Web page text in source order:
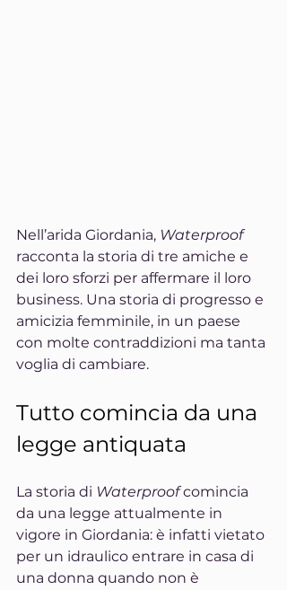
Nell’arida Giordania, Waterproof
racconta la storia di tre amiche e
dei loro sforzi per affermare il loro
business. Una storia di progresso e
amicizia femminile, in un paese
con molte contraddizioni ma tanta
voglia di cambiare.
Tutto comincia da una
legge antiquata
La storia di Waterproof comincia
da una legge attualmente in
vigore in Giordania: è infatti vietato
per un idraulico entrare in casa di
una donna quando non è